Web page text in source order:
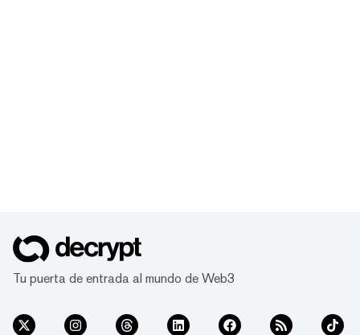
Tu puerta de entrada al mundo de Web3